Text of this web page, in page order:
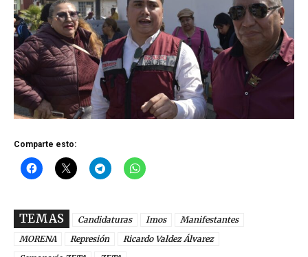
Comparte esto:
TEMAS Candidaturas Imos
Manifestantes
MORENA
Represión
Ricardo Valdez Álvarez